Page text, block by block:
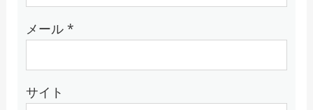
メール *
サイト